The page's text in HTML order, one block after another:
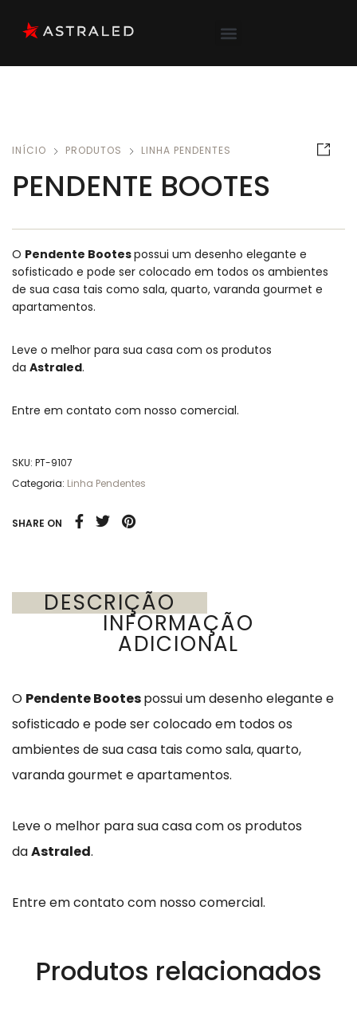
INÍCIO PRODUTOS LINHA PENDENTES
PENDENTE BOOTES
O Pendente Bootespossui um desenho elegante e
sofisticado e pode ser colocado em todos os ambientes
de sua casa tais como sala, quarto, varanda gourmet e
apartamentos.
Leve o melhor para sua casa com os produtos
da Astraled.
Entre em contato com nosso comercial.
SKU: PT-9107
Categoria: Linha Pendentes
SHARE ON
DESCRIÇÃO
INFORMAÇÃO
ADICIONAL
O Pendente Bootespossui um desenho elegante e
sofisticado e pode ser colocado em todos os
ambientes de sua casa tais como sala, quarto,
varanda gourmet e apartamentos.
Leve o melhor para sua casa com os produtos
daAstraled.
Entre em contato com nosso comercial.
Produtos relacionados